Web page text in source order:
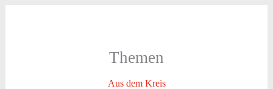
Themen
Aus dem Kreis